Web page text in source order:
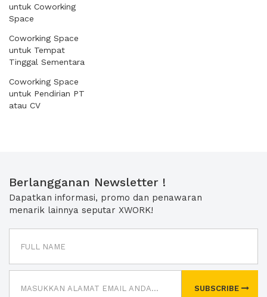
untuk Coworking
Space
Coworking Space
untuk Tempat
Tinggal Sementara
Coworking Space
untuk Pendirian PT
atau CV
Berlangganan Newsletter !
Dapatkan informasi, promo dan penawaran
menarik lainnya seputar XWORK!
SUBSCRIBE